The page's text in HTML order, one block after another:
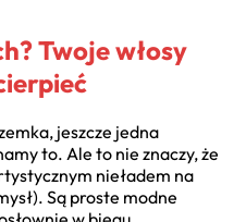
Twoje włosy
jeszcze jedna
to. Ale to nie znaczy, że
nieładem na
Są proste modne